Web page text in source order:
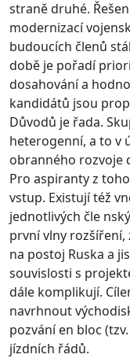
straně druhé.
modernizací
budoucích členů
době je pořadí
dosahování a
kandidátů jsou
Důvodů je řada.
heterogenní, a to v
obranného rozvoje
Pro aspiranty z
vstup. Existují též
jednotlivých čle
první vlny rozšíření,
na postoj Ruska a
souvislosti s
dále komplikují.
navrhnout
pozvání en bloc
jízdních řádů.